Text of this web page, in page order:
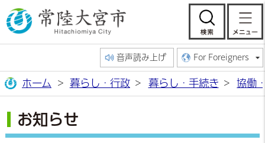
常陸大宮市公
検
音声読み上げ For Foreigners
ホーム 暮らし・行政 暮らし・手続き 協働
お知らせ